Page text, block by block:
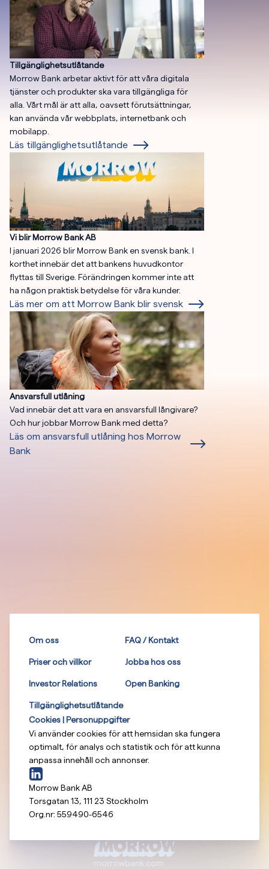
Tillgänglighetsutlåtande
Morrow Bank arbetar aktivt för att våra digitala
tjänster och produkter ska vara tillgängliga för
alla. Vårt mål är att alla, oavsett förutsättningar,
kan använda vår webbplats, internetbank och
mobilapp.
Läs tillgänglighetsutlåtande
Vi blir Morrow Bank AB
I januari 2026 blir Morrow Bank en svensk bank. I
korthet innebär det att bankens huvudkontor
flyttas till Sverige. Förändringen kommer inte att
ha någon praktisk betydelse för våra kunder.
Läs mer om att Morrow Bank blir svensk
Ansvarsfull utlåning
Vad innebär det att vara en ansvarsfull långivare?
Och hur jobbar Morrow Bank med detta?
Läs om ansvarsfull utlåning hos Morrow
Bank
Om oss FAQ / Kontakt
Priser och villkor Jobba hos oss
Investor Relations Open Banking
Tillgänglighetsutlåtande
Cookies | Personuppgifter
Vi använder cookies för att hemsidan ska fungera
optimalt, för analys och statistik och för att kunna
anpassa innehåll och annonser.
Morrow Bank AB
Torsgatan 13, 111 23 Stockholm
Org.nr: 559490-6546
morrowbank.com